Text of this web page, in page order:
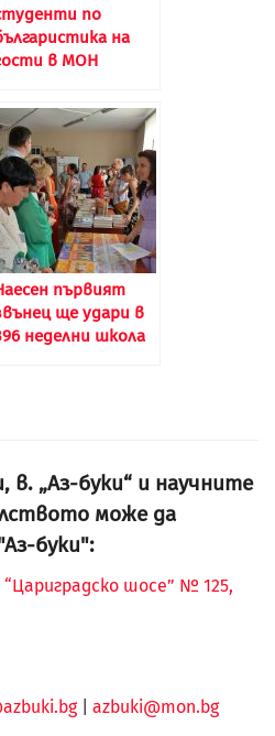
по
на
в МОН
първият
ще удари в
неделни школа
„Аз-буки“ и научните
може да
буки":
“Цариградско шосе” № 125,
| azbuki@mon.bg